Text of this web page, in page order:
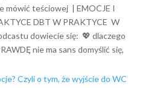
mówić teściowej | EMOCJE I
DBT W PRAKTYCE W
dowiecie się: 💖 dlaczego
nie ma sans domyślić się,